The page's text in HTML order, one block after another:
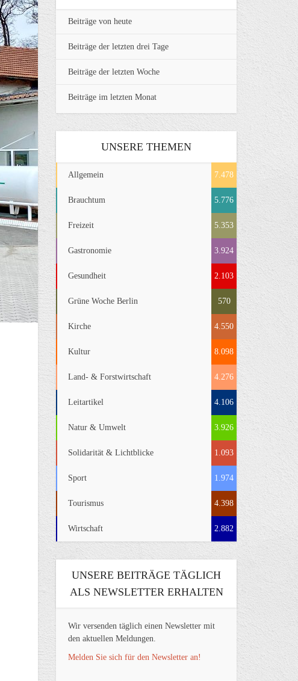
Beiträge von heute
Beiträge der letzten drei Tage
Beiträge der letzten Woche
Beiträge im letzten Monat
UNSERE THEMEN
Allgemein 7.478
Brauchtum 5.776
Freizeit 5.353
Gastronomie 3.924
Gesundheit 2.103
Grüne Woche Berlin 570
Kirche 4.550
Kultur 8.098
Land- & Forstwirtschaft 4.276
Leitartikel 4.106
Natur & Umwelt 3.926
Solidarität & Lichtblicke 1.093
Sport 1.974
Tourismus 4.398
Wirtschaft 2.882
UNSERE BEITRÄGE TÄGLICH
ALS NEWSLETTER ERHALTEN
Wir versenden täglich einen Newsletter mit
den aktuellen Meldungen.
Melden Sie sich für den Newsletter an!